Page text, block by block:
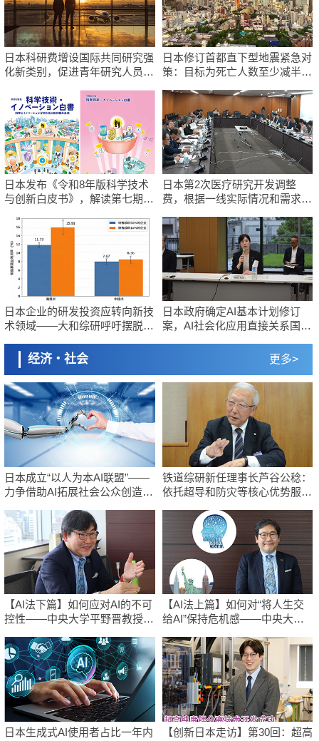
带大量基因的人工细胞
政策
日本科研费增设国际共同研究强化新类别，促进青年研究人员赴海外开
展研究
科学研究
京都大学高效生成光的构成单元“光子”，可应用于量子计算机
科学研究
开发出300亿年仅误差1秒的光晶格钟，构建网络将其打造为下一代社会
基础设施
经济・社会
日本成立“以人为本AI联盟”——力争借助AI拓展社会公众创造力，依托产
学合作推进研发
科学研究
大阪大学开发出膜脂质可视化工具，使脂质探针的高效开发成为可能
科学研究
立教大学在试管内构建长链人工基因组DNA自我复制系统，有望实现携
带大量基因的人工细胞
政策
日本科研费增设国际共同研究强化新类别，促进青年研究人员赴海外开
展研究
京都大学高效生成光的构成单元“光子”，可应用于量子计算机
科学研究
开发出300亿年仅误差1秒的光晶格钟，构建网络将其打造为下一代社会
基础设施
经济・社会
日本成立“以人为本AI联盟”——力争借助AI拓展社会公众创造力，依托产
学合作推进研发
科学研究
大阪大学开发出膜脂质可视化工具，使脂质探针的高效开发成为可能
科学研究
立教大学在试管内构建长链人工基因组DNA自我复制系统，有望实现携
带大量基因的人工细胞
日本科研费增设国际共同研究强
化新类别，促进青年研究人员赴
日本修订首都直下型地震紧急对
策：目标为死亡人数至少减半，
日本发布《令和8年版科学技术
与创新白皮书》，解读第七期基
日本第2次医疗研究开发调整
费，根据一线实际情况和需求分
日本企业的研发投资应转向新技
术领域——大和综研呼吁摆脱
日本政府确定AI基本计划修订
案，AI社会化应用直接关系国
经济・社会 更多>
日本成立“以人为本AI联盟”——
力争借助AI拓展社会公众创造
铁道综研新任理事长芦谷公稔：
依托超导和防灾等核心优势服务
【AI法下篇】如何应对AI的不可
控性——中央大学平野晋教授专
【AI法上篇】如何对“将人生交
给AI”保持危机感——中央大学
日本生成式AI使用者占比一年内
【创新日本走访】第30回：超高